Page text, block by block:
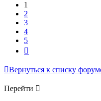
1
2
3
4
5
Вернуться к списку
Перейти